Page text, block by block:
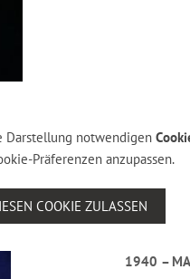
Darstellung notwendigen
Präferenzen anzupassen.
COOKIE ZULASSEN
1940 –